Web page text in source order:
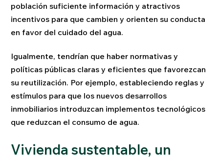
población suficiente información y atractivos
incentivos para que cambien y orienten su conducta
en favor del cuidado del agua.
Igualmente, tendrían que haber normativas y
políticas públicas claras y eficientes que favorezcan
su reutilización. Por ejemplo, estableciendo reglas y
estímulos para que los nuevos desarrollos
inmobiliarios introduzcan implementos tecnológicos
que reduzcan el consumo de agua.
Vivienda sustentable, un